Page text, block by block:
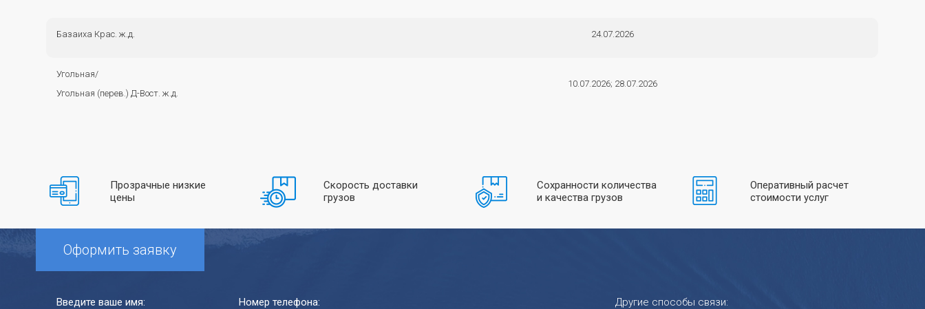
Базаиха Крас. ж.д. 24.07.2026
Угольная/
Угольная (перев.) Д-Вост. ж.д.
10.07.2026; 28.07.2026
Прозрачные низкие
цены
Скорость доставки
грузов
Сохранности количества
и качества грузов
Оперативный расчет
стоимости услуг
Оформить заявку
Введите ваше имя: Номер телефона: Другие способы связи: